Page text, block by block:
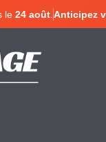
le 24 août. Anticipez